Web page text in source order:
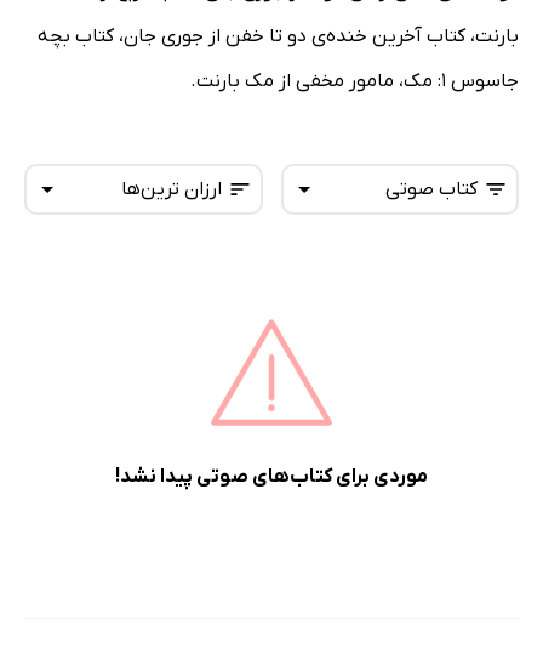
بارنت، کتاب آخرین خنده‌ی دو تا خفن از جوری جان، کتاب بچه
جاسوس 1: مک، مامور مخفی از مک بارنت.
ارزان ترین‌ها
پرفروش‌ها
پربحث‌ها
کتاب صوتی
موردی برای کتاب‌های صوتی پیدا نشد!